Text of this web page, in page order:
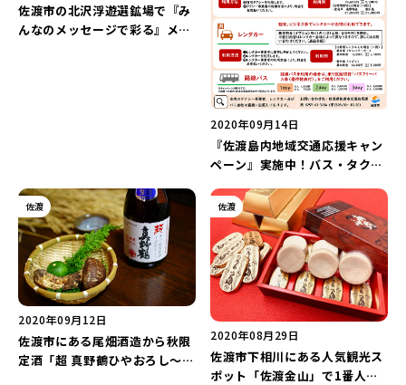
佐渡市の北沢浮遊選鉱場で『み
んなのメッセージで彩る』メッ
2020年09月14日
『佐渡島内地域交通応援キャン
ペーン』実施中！バス・タクシ
格で利用！
佐渡
2020年09月12日
佐渡市にある尾畑酒造から秋限
定酒「超 真野鶴ひやおろし～超
佐渡
2020年08月29日
佐渡市下相川にある人気観光ス
ポット「佐渡金山」で1番人気